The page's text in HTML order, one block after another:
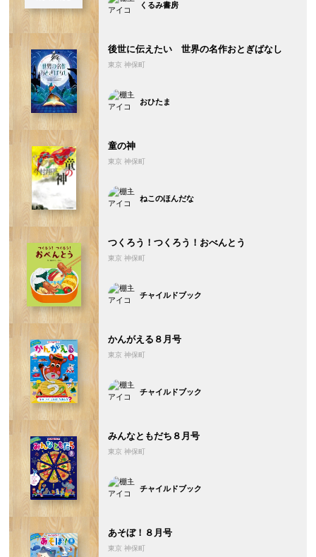
くるみ書房
後世に伝えたい 世界の名作おとぎばなし
東京 神保町
おひたま
童の神
東京 神保町
ねこのほんだな
つくろう！つくろう！おべんとう
東京 神保町
チャイルドブック
かんがえる８月号
東京 神保町
チャイルドブック
みんなともだち８月号
東京 神保町
チャイルドブック
あそぼ！８月号
東京 神保町